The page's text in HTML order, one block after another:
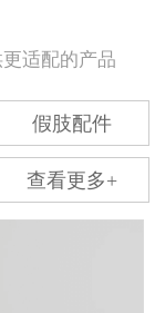
适配的产品
假肢配件
查看更多+